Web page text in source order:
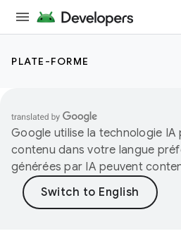
PLATE-FORME
Google utilise la technologie
contenu dans votre langue
générées par IA peuvent